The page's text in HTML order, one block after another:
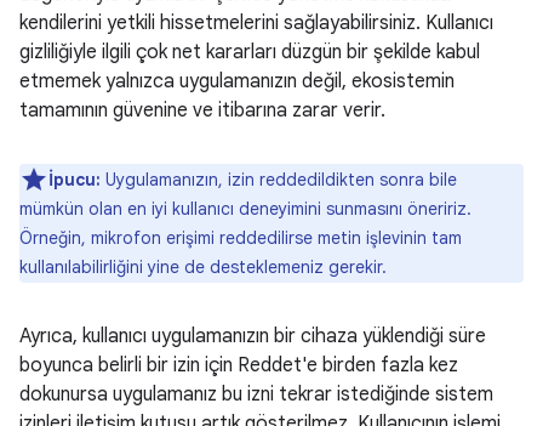
kendilerini yetkili hissetmelerini sağlayabilirsiniz. Kullanıcı
gizliliğiyle ilgili çok net kararları düzgün bir şekilde kabul
etmemek yalnızca uygulamanızın değil, ekosistemin
tamamının güvenine ve itibarına zarar verir.
İpucu: Uygulamanızın, izin reddedildikten sonra bile
mümkün olan en iyi kullanıcı deneyimini sunmasını öneririz.
Örneğin, mikrofon erişimi reddedilirse metin işlevinin tam
kullanılabilirliğini yine de desteklemeniz gerekir.
Ayrıca, kullanıcı uygulamanızın bir cihaza yüklendiği süre
boyunca belirli bir izin için Reddet'e birden fazla kez
dokunursa uygulamanız bu izni tekrar istediğinde sistem